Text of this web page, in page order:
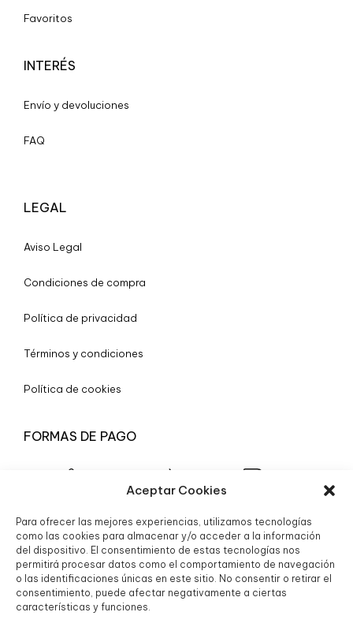
Aceptar Cookies
Para ofrecer las mejores experiencias, utilizamos tecnologías
como las cookies para almacenar y/o acceder a la información
del dispositivo. El consentimiento de estas tecnologías nos
permitirá procesar datos como el comportamiento de navegación
o las identificaciones únicas en este sitio. No consentir o retirar el
consentimiento, puede afectar negativamente a ciertas
características y funciones.
Favoritos
INTERÉS
Envío y devoluciones
FAQ
LEGAL
Aviso Legal
Condiciones de compra
Política de privacidad
Términos y condiciones
Política de cookies
FORMAS DE PAGO
© 2025 Boutique Granada S.L.